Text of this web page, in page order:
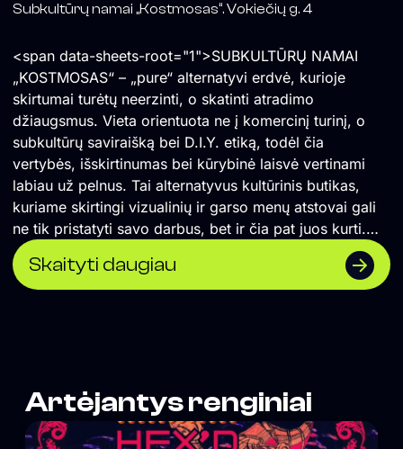
Subkultūrų namai „Kostmosas“. Vokiečių g. 4
<span data-sheets-root="1">SUBKULTŪRŲ NAMAI
„KOSTMOSAS“ – „pure“ alternatyvi erdvė, kurioje
skirtumai turėtų neerzinti, o skatinti atradimo
džiaugsmus. Vieta orientuota ne į komercinį turinį, o
subkultūrų saviraišką bei D.I.Y. etiką, todėl čia
vertybės, išskirtinumas bei kūrybinė laisvė vertinami
labiau už pelnus. Tai alternatyvus kultūrinis butikas,
kuriame skirtingi vizualinių ir garso menų atstovai gali
ne tik pristatyti savo darbus, bet ir čia pat juos kurti.
</span> Formuojame erdvę, kurioje naktinė kultūra
suvokiama ne vien kaip pramoga, o labiau kaip
alternatyvios kultūros sklaidos židinys, socialinė jungtis
tiksliniai žmonės, todėl vieta neturi aiškiai matomos
vizualinės iškabos, o komunikacija remiasi
autentiškumu, tiesioginiu ryšiu su auditorija bei D.I.Y.
Skaityti daugiau
Artėjantys renginiai